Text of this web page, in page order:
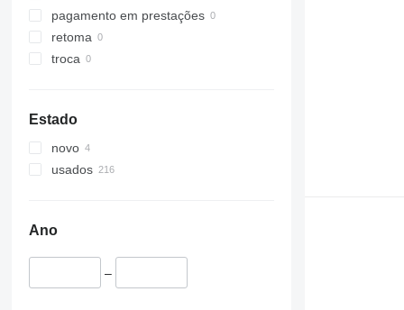
pagamento em prestações
retoma
troca
Estado
novo
usados
Ano
–